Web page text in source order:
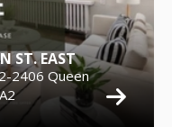
ST. EAST
2406 Queen